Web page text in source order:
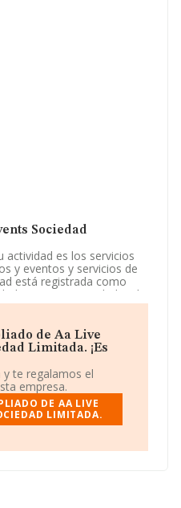
Sociedad
actividad es los servicios
y eventos y servicios de
está registrada como
CNAE es 'Actividades de
7911. La empresa no
Travel Events
se encuentra en
en el municipio de
Valenciana.
de los datos de
en el ámbito
de 1 millón de euros
de Aa Live
Limitada. ¡Es
te regalamos el
empresa.
DE AA LIVE
LIMITADA.